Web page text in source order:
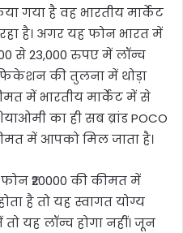
गया है वह भारतीय मार्केट
है। अगर यह फोन भारत में
से 23,000 रुपए में लॉन्च
की तुलना में थोड़ा
में भारतीय मार्केट में से
का ही सब ब्रांड POCO
में आपको मिल जाता है।
₹20000 की कीमत में
है तो यह स्वागत योग्य
यह लॉन्च होगा नहीं। जून